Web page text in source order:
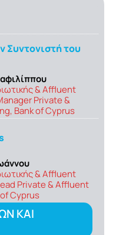
Συντονιστή του
& Affluent
Private &
Bank of Cyprus
& Affluent
Private & Affluent
Cyprus
ΚΑΙ